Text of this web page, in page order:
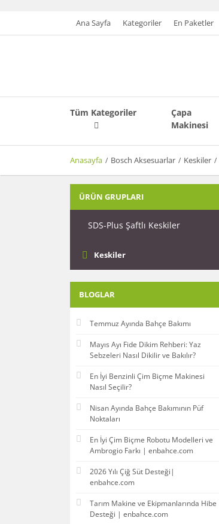
Ana Sayfa Kategoriler En Paketler
Tüm Kategoriler
Çapa
Makinesi
Anasayfa Bosch Aksesuarlar Keskiler
ÜRÜN GRUPLARI
SDS-Plus Şaftlı Keskiler
Keskiler
BLOGLAR
Temmuz Ayında Bahçe Bakımı
Mayıs Ayı Fide Dikim Rehberi: Yaz
Sebzeleri Nasıl Dikilir ve Bakılır?
En İyi Benzinli Çim Biçme Makinesi
Nasıl Seçilir?
Nisan Ayında Bahçe Bakımının Püf
Noktaları
En İyi Çim Biçme Robotu Modelleri ve
Ambrogio Farkı | enbahce.com
2026 Yılı Çiğ Süt Desteği|
enbahce.com
Tarım Makine ve Ekipmanlarında Hibe
Desteği | enbahce.com